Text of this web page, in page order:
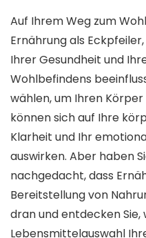
Auf Ihrem Weg zum
Ernährung als
Ihrer Gesundheit und
Wohlbefindens
wählen, um Ihren
können sich auf Ihre
Klarheit und Ihr
auswirken. Aber haben
nachgedacht, dass
Bereitstellung von
dran und entdecken Sie,
Lebensmittelauswahl